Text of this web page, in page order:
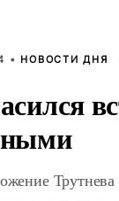
• НОВОСТИ ДНЯ